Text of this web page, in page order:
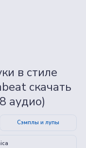
в стиле
скачать
аудио)
Сэмплы и лупы